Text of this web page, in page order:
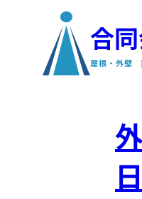
合
屋根・外壁